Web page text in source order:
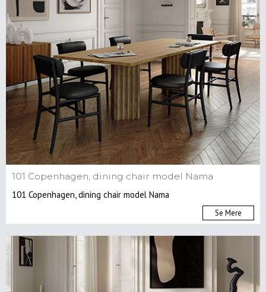
101 Copenhagen, dining chair model Nama
101 Copenhagen, dining chair model Nama
Se Mere